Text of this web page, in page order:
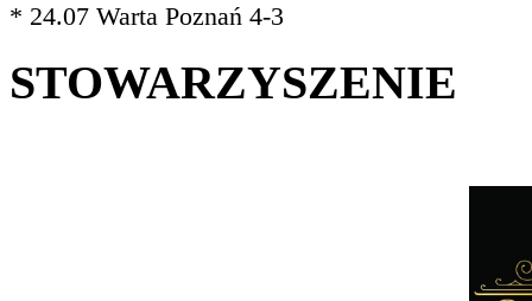
* 24.07 Warta Poznań 4-3
STOWARZYSZENIE